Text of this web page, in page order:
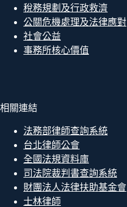
稅務規劃及行政救濟
公關危機處理及法律應對
社會公益
事務所核心價值
相關連結
法務部律師查詢系統
台北律師公會
全國法規資料庫
司法院裁判書查詢系統
財團法人法律扶助基金會
士林律師